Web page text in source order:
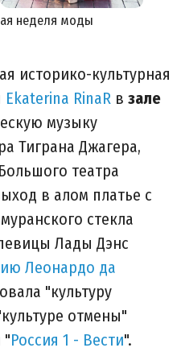
неделя моды
историко-культурная
Ekaterina RinaR в зале
музыку
Тиграна Джагера,
театра
в алом платье с
стекла
Лады Дэнс
Леонардо да
"культуру
отмены"
"Россия 1 - Вести".